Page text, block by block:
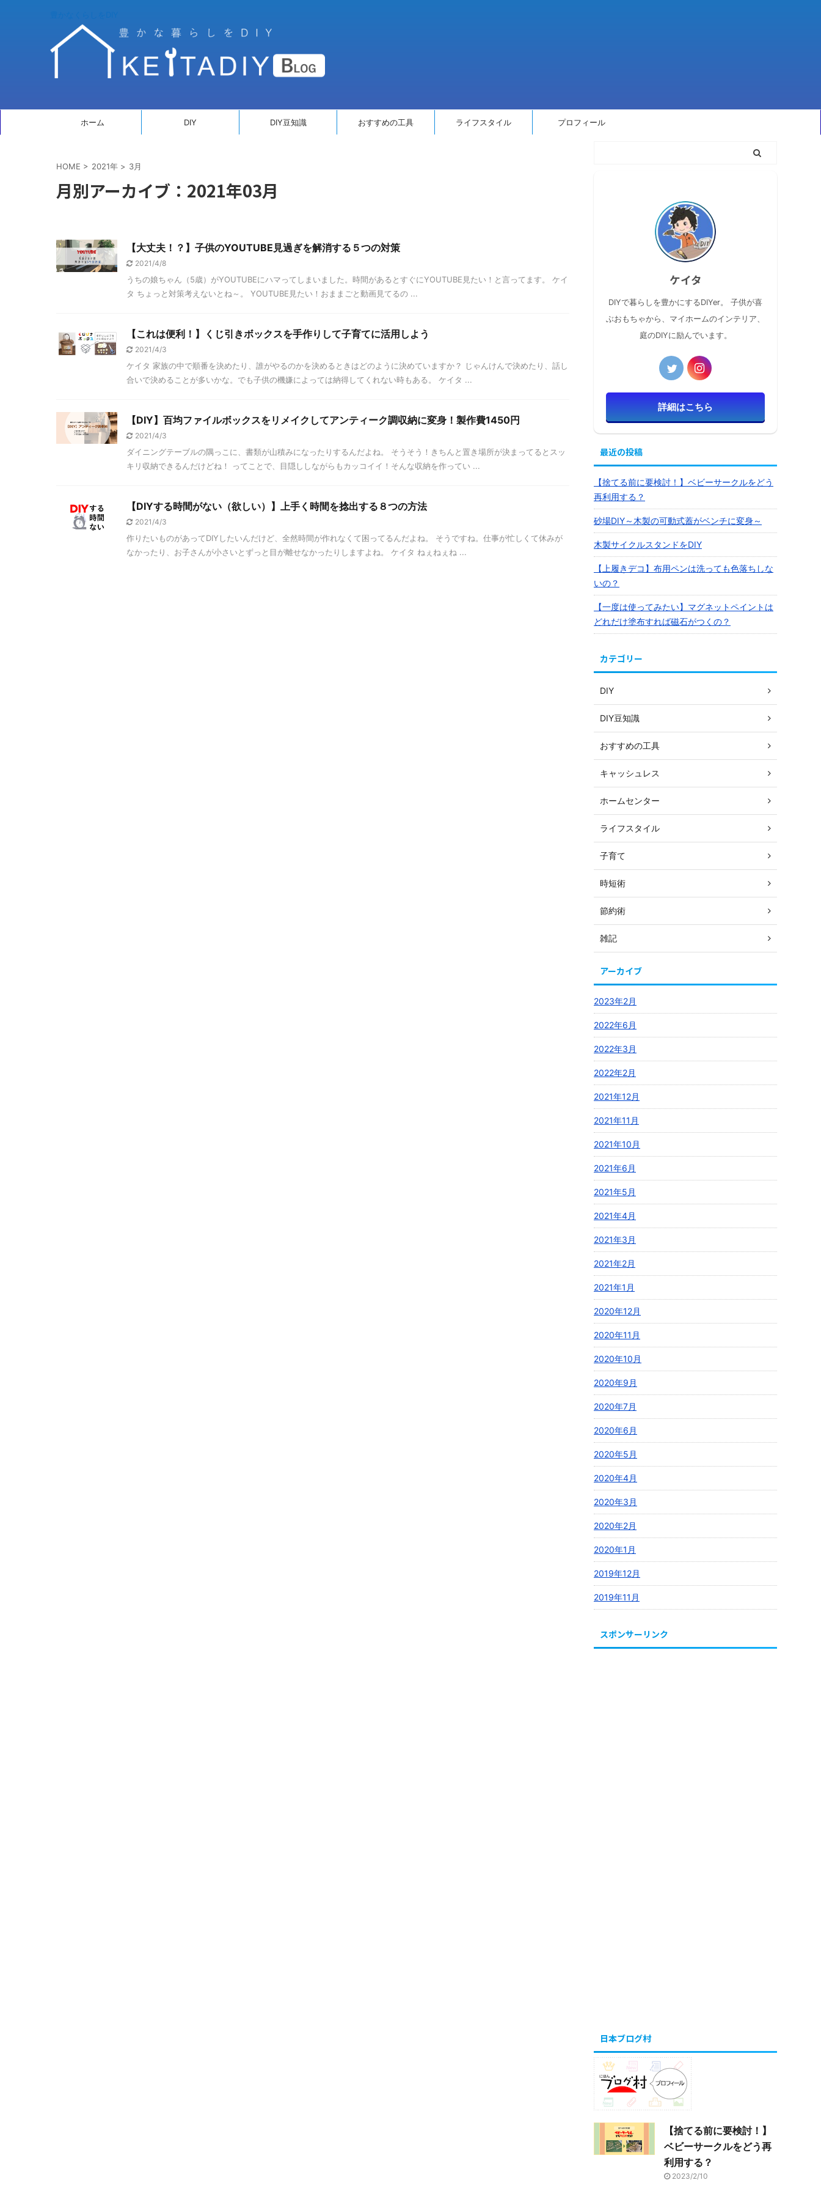
ホーム DIY DIY豆知識 おすすめの工具 ライフスタイル プロフィール
HOME > 2021年 > 3月
月別アーカイブ：2021年03月
【大丈夫！？】子供のYOUTUBE見過ぎを解消する５つの対策
2021/4/8
うちの娘ちゃん（5歳）がYOUTUBEにハマってしまいました。時間があるとすぐにYOUTUBE見たい！と言ってます。 ケイ
タ ちょっと対策考えないとね～。 YOUTUBE見たい！おままごと動画見てるの ...
【これは便利！】くじ引きボックスを手作りして子育てに活用しよう
2021/4/3
ケイタ 家族の中で順番を決めたり、誰がやるのかを決めるときはどのように決めていますか？ じゃんけんで決めたり、話し
合いで決めることが多いかな。でも子供の機嫌によっては納得してくれない時もある。 ケイタ ...
【DIY】百均ファイルボックスをリメイクしてアンティーク調収納に変身！製作費1450円
2021/4/3
ダイニングテーブルの隅っこに、書類が山積みになったりするんだよね。 そうそう！きちんと置き場所が決まってるとスッ
キリ収納できるんだけどね！ ってことで、目隠ししながらもカッコイイ！そんな収納を作ってい ...
【DIYする時間がない（欲しい）】上手く時間を捻出する８つの方法
2021/4/3
作りたいものがあってDIYしたいんだけど、全然時間が作れなくて困ってるんだよね。 そうですね。仕事が忙しくて休みが
なかったり、お子さんが小さいとずっと目が離せなかったりしますよね。 ケイタ ねぇねぇね ...
ケイタ
DIYで暮らしを豊かにするDIYer。 子供が喜
ぶおもちゃから、マイホームのインテリア、
庭のDIYに励んでいます。
詳細はこちら
最近の投稿
【捨てる前に要検討！】ベビーサークルをどう
再利用する？
砂場DIY～木製の可動式蓋がベンチに変身～
木製サイクルスタンドをDIY
【上履きデコ】布用ペンは洗っても色落ちしな
いの？
【一度は使ってみたい】マグネットペイントは
どれだけ塗布すれば磁石がつくの？
カテゴリー
DIY
DIY豆知識
おすすめの工具
キャッシュレス
ホームセンター
ライフスタイル
子育て
時短術
節約術
雑記
アーカイブ
2023年2月
2022年6月
2022年3月
2022年2月
2021年12月
2021年11月
2021年10月
2021年6月
2021年5月
2021年4月
2021年3月
2021年2月
2021年1月
2020年12月
2020年11月
2020年10月
2020年9月
2020年7月
2020年6月
2020年5月
2020年4月
2020年3月
2020年2月
2020年1月
2019年12月
2019年11月
スポンサーリンク
日本ブログ村
【捨てる前に要検討！】
ベビーサークルをどう再
利用する？
2023/2/10